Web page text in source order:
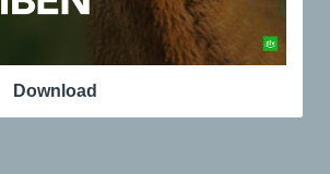
Download